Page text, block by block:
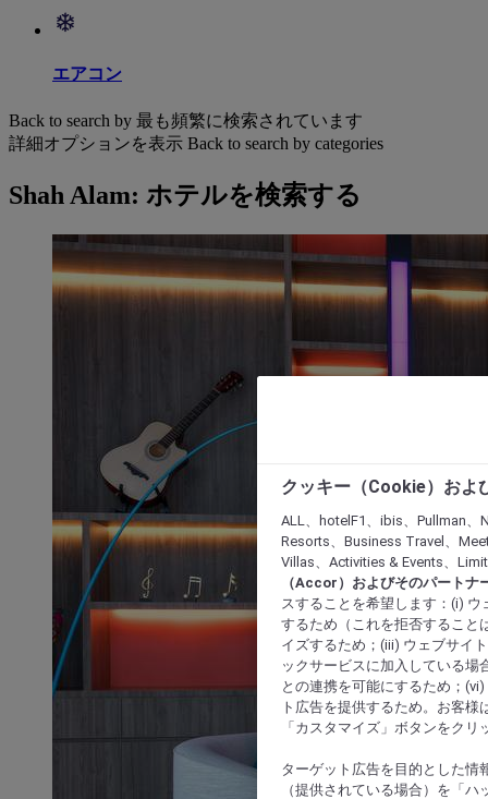
エアコン
Back to search by 最も頻繁に検索されています
詳細オプションを表示 Back to search by categories
Shah Alam: ホテルを検索する
クッキー（Cookie）およ
ALL、hotelF1、ibis、Pullman
Resorts、Business Travel、
Villas、Activities & Events、
（Accor）およびそのパートナ
スすることを希望します：(i)
するため（これを拒否すること
イズするため；(iii) ウェブサイ
ックサービスに加入している場
との連携を可能にするため；
ト広告を提供するため。お客
「カスタマイズ」ボタンをク
ターゲット広告を目的とした情
（提供されている場合）を「